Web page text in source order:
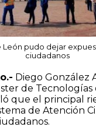
León pudo dejar
ciudadanos
Diego González
de Tecnologías
que el principal
de Atención